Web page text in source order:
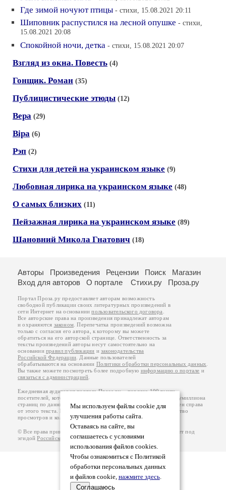
Где зимой ночуют птицы - стихи, 15.08.2021 20:11
Шиповник распустился на лесной опушке - стихи,
15.08.2021 20:08
Спокойной ночи, детка - стихи, 15.08.2021 20:07
Взгляд из окна. Повесть (4)
Гонщик. Роман (35)
Публицистические этюды (12)
Вера (29)
Вiра (6)
Рэп (2)
Стихи для детей на украинском языке (9)
Любовная лирика на украинском языке (48)
О самых близких (11)
Пейзажная лирика на украинском языке (89)
Шановний Микола Гнатович (18)
Мы используем файлы cookie для
улучшения работы сайта.
Оставаясь на сайте, вы
соглашаетесь с условиями
использования файлов cookies.
Чтобы ознакомиться с Политикой
обработки персональных данных
и файлов cookie, нажмите здесь.
Соглашаюсь
Авторы Произведения Рецензии Поиск
Магазин
Вход для авторов
О портале Стихи.ру Проза.ру
Портал Проза.ру предоставляет авторам возможность
свободной публикации своих литературных произведений в
сети Интернет на основаниипользовательского договора
Все авторские права на произведения принадлежат авторам
и охраняются законом . Перепечатка произведений возможна
только с согласия его автора, к которому вы можете
обратиться на его авторской странице. Ответственность за
тексты произведений авторы несут самостоятельно на
основанииправил публикации изаконодательства
Российской Федерации . Данные пользователей
обрабатываются на основании Политики обработки персональных данных
Вы также можете посмотреть более подробную информацию о портале и
связаться с администрацией
Ежедневная аудитория портала Проза.ру – порядка 100 тысяч
посетителей, которые в общей сумме просматривают более полумиллиона
страниц по данным счетчика посещаемости, который расположен справа
от этого текста. В каждой графе указано по две цифры: количество
просмотров и количество посетителей.
© Все права принадлежат авторам, 2000-2026. Портал работает под
эгидойРоссийского союза писателей.18+